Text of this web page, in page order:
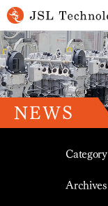
NEWS
Category
Archives